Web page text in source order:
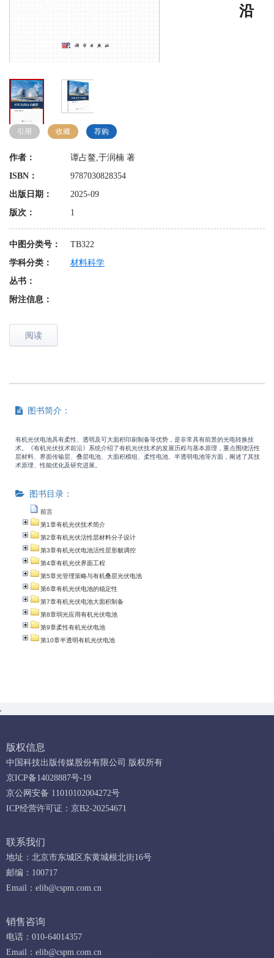
沿
引用 收藏 荐购
作者：
谭占鳌,于润楠 著
ISBN：
9787030828354
出版日期：
2025-09
版次：
1
中图分类号：
TB322
学科分类：
材料科学
丛书：
附注信息：
阅读
图书简介：
有机光伏电池具有柔性、透明及可大面积印刷制备等优势，是非常具有前景的光电转换技
术。《有机光伏技术前沿》系统介绍了有机光伏技术的发展历程与基本原理，重点围绕活性
层材料、界面传输层、叠层电池、大面积模组、柔性电池、半透明电池等方面，阐述了其技
术原理、性能优化及研究进展。
图书目录：
前言
第1章有机光伏技术简介
第2章有机光伏活性层材料分子设计
第3章有机光伏电池活性层形貌调控
第4章有机光伏界面工程
第5章光管理策略与有机叠层光伏电池
第6章有机光伏电池的稳定性
第7章有机光伏电池大面积制备
第8章弱光应用有机光伏电池
第9章柔性有机光伏电池
第10章半透明有机光伏电池
版权信息
中国科技出版传媒股份有限公司 版权所有
京ICP备14028887号-19
京公网安备 11010102004272号
ICP经营许可证：京B2-20254671
联系我们
地址：北京市东城区东黄城根北街16号
邮编：100717
Email： elib@cspm.com.cn
销售咨询
电话：010-64014357
Email： elib@cspm.com.cn